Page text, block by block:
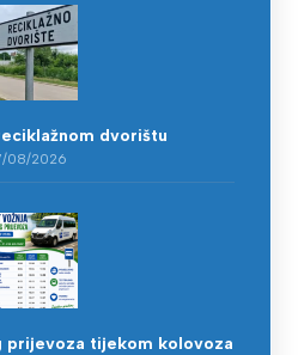
dvorištu
08/2026
prijevoza tijekom kolovoza